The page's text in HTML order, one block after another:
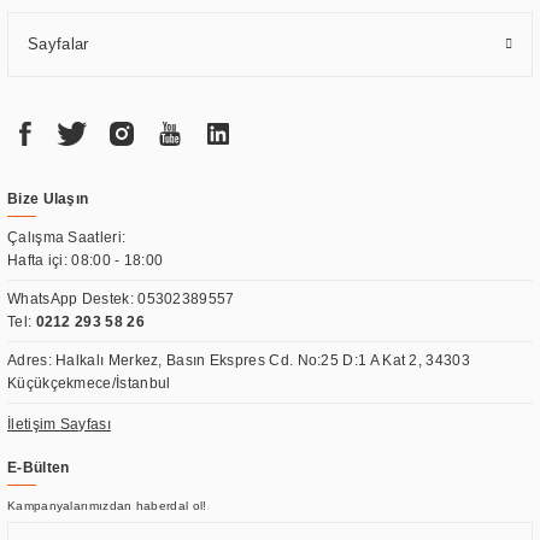
Sayfalar
Bize Ulaşın
Çalışma Saatleri:
Hafta içi: 08:00 - 18:00
WhatsApp Destek:05302389557
Tel: 0212 293 58 26
Adres: Halkalı Merkez, Basın Ekspres Cd. No:25 D:1 A Kat 2, 34303
Küçükçekmece/İstanbul
İletişim Sayfası
E-Bülten
Kampanyalarımızdan haberdal ol!